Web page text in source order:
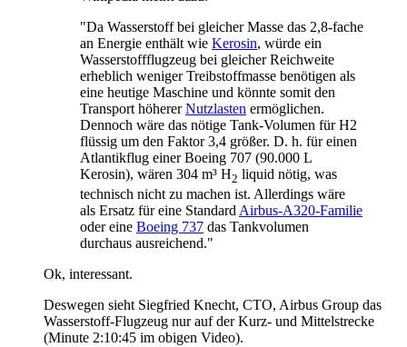
"Da Wasserstoff bei gleicher Masse das 2,8-fache
an Energie enthält wie Kerosin, würde ein
Wasserstoffflugzeug bei gleicher Reichweite
erheblich weniger Treibstoffmasse benötigen als
eine heutige Maschine und könnte somit den
Transport höhererNutzlasten ermöglichen.
Dennoch wäre das nötige Tank-Volumen für H2
flüssig um den Faktor 3,4 größer. D. h. für einen
Atlantikflug einer Boeing 707 (90.000 L
Kerosin), wären 304 m³ H2 liquid nötig, was
technisch nicht zu machen ist. Allerdings wäre
als Ersatz für eine Standard Airbus-A320-Familie
oder eine Boeing 737 das Tankvolumen
durchaus ausreichend."
Ok, interessant.
Deswegen sieht Siegfried Knecht, CTO, Airbus Group das
Wasserstoff-Flugzeug nur auf der Kurz- und Mittelstrecke
(Minute 2:10:45 im obigen Video).